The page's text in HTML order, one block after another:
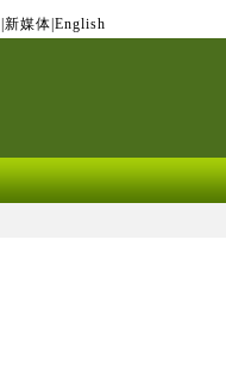
新媒体 English